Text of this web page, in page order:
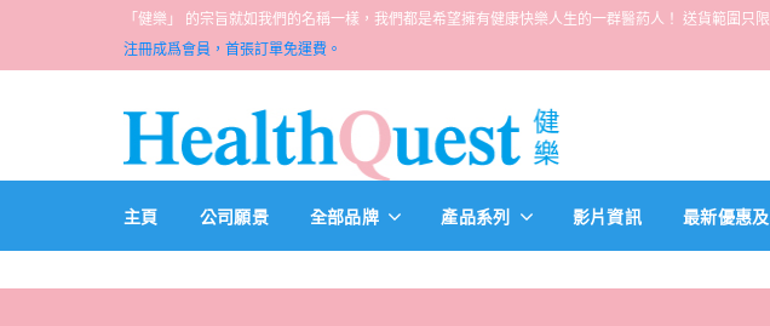
「健樂」 的宗旨就如我們的名稱一樣，我們都是希望擁有健康快樂人生的一群醫葯人！ 送貨範圍只
注冊成爲會員，首張訂單免運費。
主頁 公司願景 全部品牌 產品系列 影片資訊 最新優惠